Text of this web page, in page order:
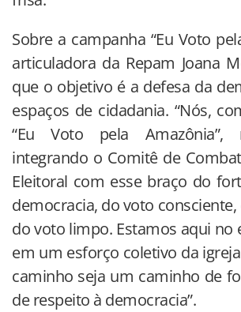
Sobre a campanha “Eu Voto
articuladora da Repam Joana
que o objetivo é a defesa da
espaços de cidadania. “Nós,
“Eu Voto pela Amazônia”,
integrando o Comitê de
Eleitoral com esse braço do
democracia, do voto
do voto limpo. Estamos aqui no
em um esforço coletivo da
caminho seja um caminho de
de respeito à democracia”.